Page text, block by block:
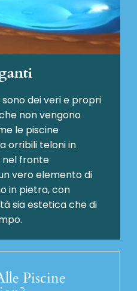
sono dei veri e propri
non vengono
le piscine
orribili teloni in
nel fronte
vero elemento di
in pietra, con
sia estetica che di
Piscine